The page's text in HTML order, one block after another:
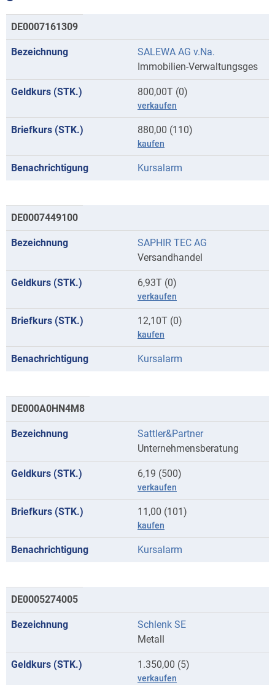
Kurse
mit
Anfangsbuchstaben
DE0007161309
SALEWA AG v.Na.
Immobilien-Verwaltungsges
800,00T (0)
verkaufen
880,00 (110)
kaufen
Kursalarm
DE0007449100
SAPHIR TEC AG
Versandhandel
6,93T (0)
verkaufen
12,10T (0)
kaufen
Kursalarm
DE000A0HN4M8
Sattler&Partner
Unternehmensberatung
6,19 (500)
verkaufen
11,00 (101)
kaufen
Kursalarm
DE0005274005
Schlenk SE
Metall
1.350,00 (5)
verkaufen